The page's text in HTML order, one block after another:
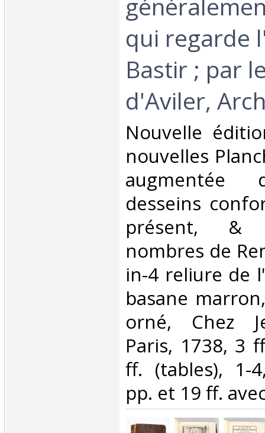
qui regarde
Bastir ; par
d'Aviler,
‎Nouvelle
nouvelles
augmentée
desseins
présent, &
nombres de
in-4 reliure de
basane
orné, Chez
Paris, 1738, 3
ff. (tables), 1-
pp. et 19 ff.